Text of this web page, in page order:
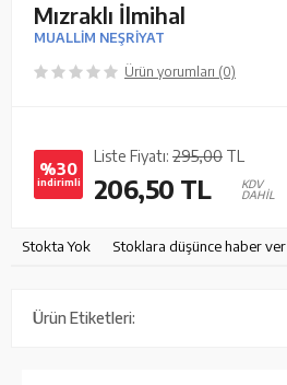
Mızraklı İlmihal
MUALLİM NEŞRİYAT
Ürün yorumları (0)
%30
indirimli
Liste Fiyatı: 295,00 TL
206,50 TL
KDV
DAHİL
Stokta Yok Stoklara düşünce haber ver
Ürün Etiketleri: